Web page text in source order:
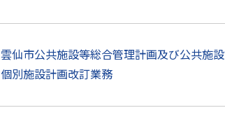
雲仙市公共施設等総合管理計画及び公共施設
個別施設計画改訂業務